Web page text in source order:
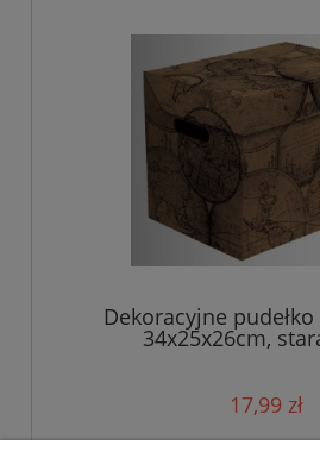
Dekoracyjne
34x25x26cm,
17,99 zł